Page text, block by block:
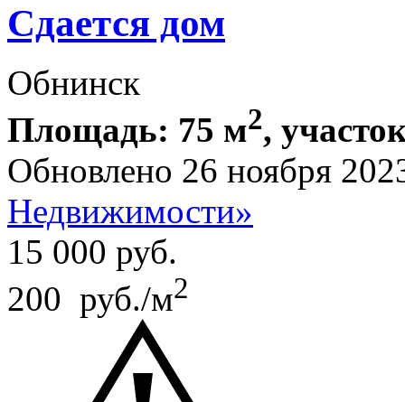
Сдается дом
Обнинск
Площадь: 75 м2,
Обновлено 26 ноября
Недвижимости»
15 000 руб.
200 руб./м2